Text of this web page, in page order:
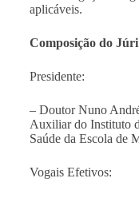
aplicáveis.
Composição do Júri
Presidente:
– Doutor Nuno
Auxiliar do Instituto
Saúde da Escola de
Vogais Efetivos: